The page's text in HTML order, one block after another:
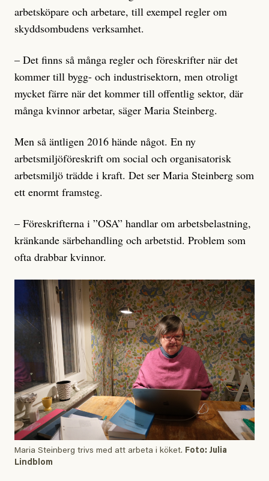
arbetsköpare och arbetare, till exempel regler om
skyddsombudens verksamhet.
– Det finns så många regler och föreskrifter när det
kommer till bygg- och industrisektorn, men otroligt
mycket färre när det kommer till offentlig sektor, där
många kvinnor arbetar, säger Maria Steinberg.
Men så äntligen 2016 hände något. En ny
arbetsmiljöföreskrift om social och organisatorisk
arbetsmiljö trädde i kraft. Det ser Maria Steinberg som
ett enormt framsteg.
– Föreskrifterna i ”OSA” handlar om arbetsbelastning,
kränkande särbehandling och arbetstid. Problem som
ofta drabbar kvinnor.
Maria Steinberg trivs med att arbeta i köket. Foto: Julia
Lindblom